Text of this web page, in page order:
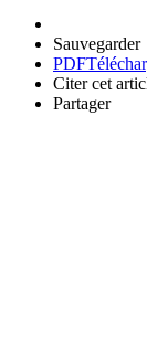
Sauvegarder
PDF
Citer cet
Partager